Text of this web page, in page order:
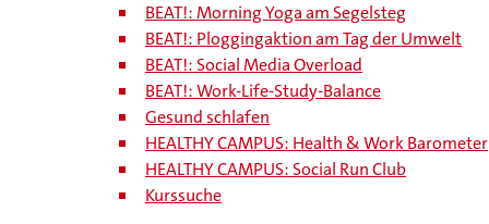
BEAT!: Morning Yoga am Segelsteg
BEAT!: Ploggingaktion am Tag der Umwelt
BEAT!: Social Media Overload
BEAT!: Work-Life-Study-Balance
Gesund schlafen
HEALTHY CAMPUS: Health & Work Barometer
HEALTHY CAMPUS: Social Run Club
Kurssuche